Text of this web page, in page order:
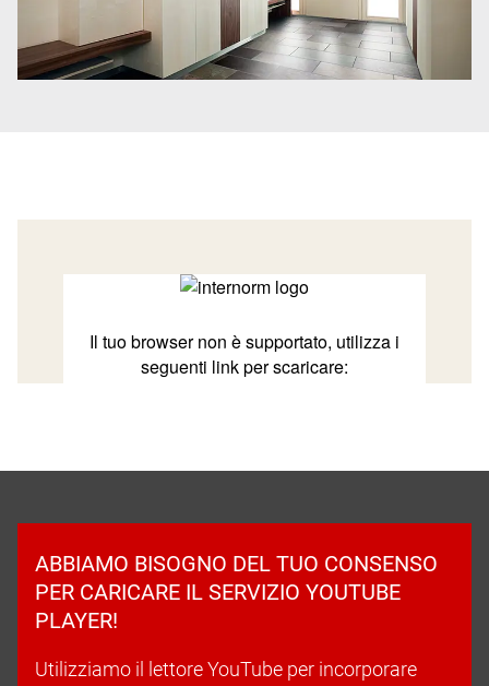
ABBIAMO BISOGNO DEL TUO CONSENSO
PER CARICARE IL SERVIZIO YOUTUBE
PLAYER!
Utilizziamo il lettore YouTube per incorporare